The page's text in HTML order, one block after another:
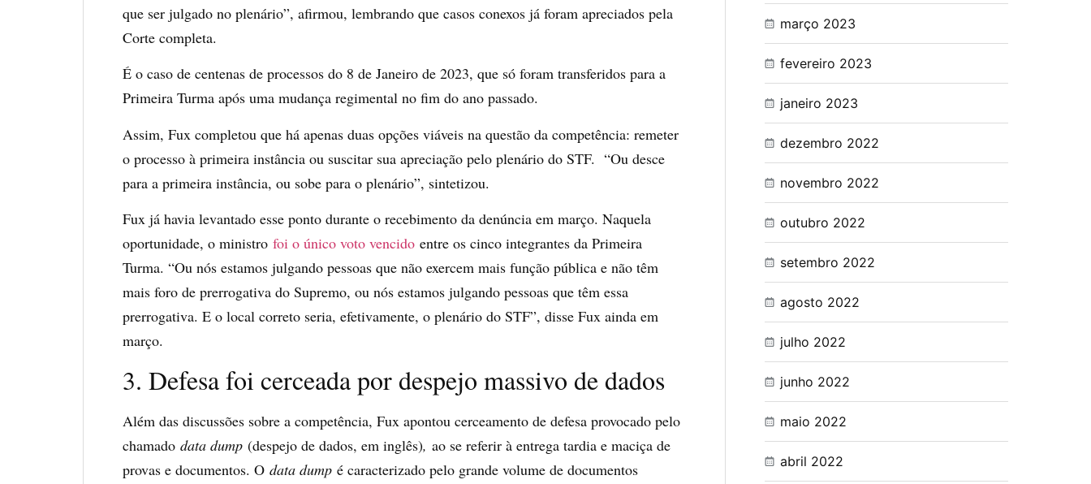
que ser julgado no plenário”, afirmou, lembrando que casos conexos já foram apreciados pela
Corte completa.
É o caso de centenas de processos do 8 de Janeiro de 2023, que só foram transferidos para a
Primeira Turma após uma mudança regimental no fim do ano passado.
Assim, Fux completou que há apenas duas opções viáveis na questão da competência: remeter
o processo à primeira instância ou suscitar sua apreciação pelo plenário do STF. “Ou desce
para a primeira instância, ou sobe para o plenário”, sintetizou.
Fux já havia levantado esse ponto durante o recebimento da denúncia em março. Naquela
oportunidade, o ministro foi o único voto vencido entre os cinco integrantes da Primeira
Turma. “Ou nós estamos julgando pessoas que não exercem mais função pública e não têm
mais foro de prerrogativa do Supremo, ou nós estamos julgando pessoas que têm essa
prerrogativa. E o local correto seria, efetivamente, o plenário do STF”, disse Fux ainda em
março.
3. Defesa foi cerceada por despejo massivo de dados
Além das discussões sobre a competência, Fux apontou cerceamento de defesa provocado pelo
chamado data dump (despejo de dados, em inglês), ao se referir à entrega tardia e maciça de
provas e documentos. O data dump é caracterizado pelo grande volume de documentos
março 2023
fevereiro 2023
janeiro 2023
dezembro 2022
novembro 2022
outubro 2022
setembro 2022
agosto 2022
julho 2022
junho 2022
maio 2022
abril 2022